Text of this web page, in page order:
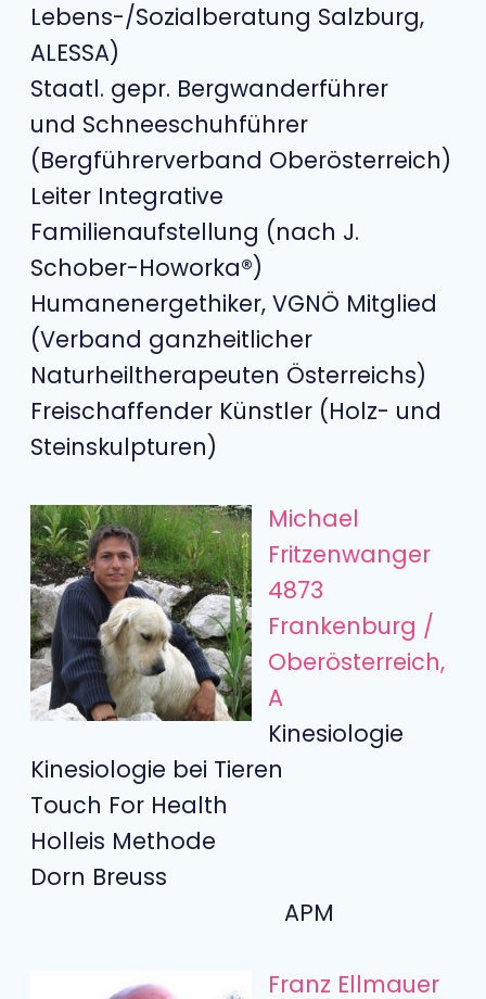
Lebens-/Sozialberatung Salzburg,
ALESSA)
Staatl. gepr. Bergwanderführer
und Schneeschuhführer
(Bergführerverband Oberösterreich)
Leiter Integrative
Familienaufstellung (nach J.
Schober-Howorka®)
Humanenergethiker, VGNÖ Mitglied
(Verband ganzheitlicher
Naturheiltherapeuten Österreichs)
Freischaffender Künstler (Holz- und
Steinskulpturen)
Michael
Fritzenwanger
4873
Frankenburg /
Oberösterreich,
A
Kinesiologie
Kinesiologie bei Tieren
Touch For Health
Holleis Methode
Dorn Breuss
APM
Franz Ellmauer